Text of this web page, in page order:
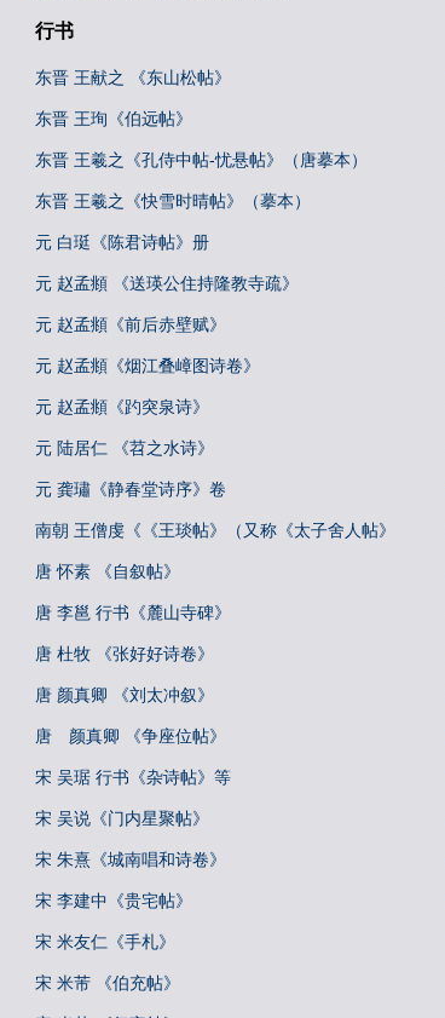
行书
东晋 王献之 《东山松帖》
东晋 王珣《伯远帖》
东晋 王羲之《孔侍中帖-忧悬帖》（唐摹本）
东晋 王羲之《快雪时晴帖》（摹本）
元 白珽《陈君诗帖》册
元 赵孟頫 《送瑛公住持隆教寺疏》
元 赵孟頫《前后赤壁赋》
元 赵孟頫《烟江叠嶂图诗卷》
元 赵孟頫《趵突泉诗》
元 陆居仁 《苕之水诗》
元 龚璛《静春堂诗序》卷
南朝 王僧虔《《王琰帖》（又称《太子舍人帖》
唐 怀素 《自叙帖》
唐 李邕 行书《麓山寺碑》
唐 杜牧 《张好好诗卷》
唐 颜真卿 《刘太冲叙》
唐 颜真卿 《争座位帖》
宋 吴琚 行书《杂诗帖》等
宋 吴说《门内星聚帖》
宋 朱熹《城南唱和诗卷》
宋 李建中《贵宅帖》
宋 米友仁《手札》
宋 米芾 《伯充帖》